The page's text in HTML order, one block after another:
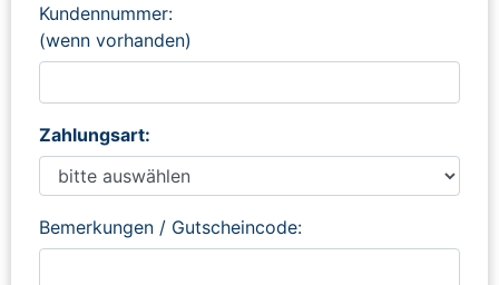
Kundennummer:
(wenn vorhanden)
Zahlungsart:
Bemerkungen / Gutscheincode: